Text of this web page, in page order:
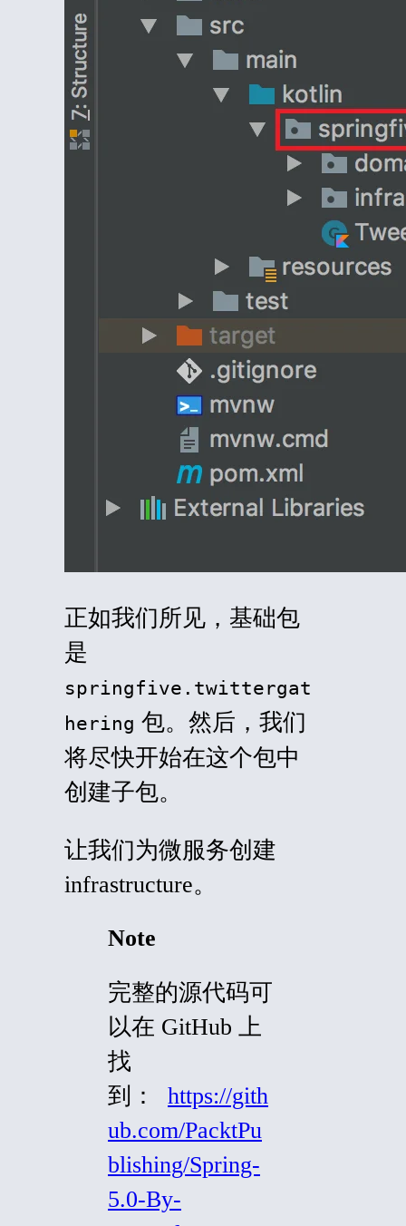
正如我们所见，基础包
是
springfive.twittergat
hering 包。然后，我们
将尽快开始在这个包中
创建子包。
让我们为微服务创建
infrastructure。
Note
完整的源代码可
以在 GitHub 上
找
到： https://gith
ub.com/PacktPu
blishing/Spring-
5.0-By-